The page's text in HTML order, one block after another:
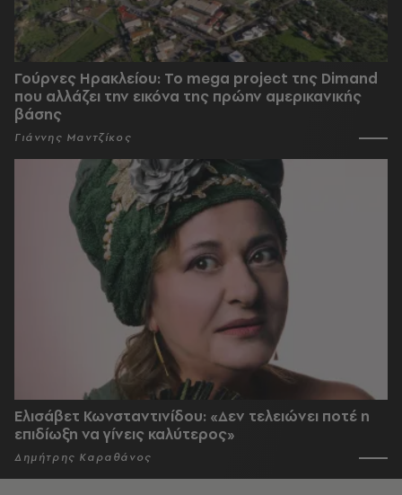
Γούρνες Ηρακλείου: To mega project της Dimand
που αλλάζει την εικόνα της πρώην αμερικανικής
βάσης
Γιάννης Μαντζίκος
Ελισάβετ Κωνσταντινίδου: «Δεν τελειώνει ποτέ η
επιδίωξη να γίνεις καλύτερος»
Δημήτρης Καραθάνος